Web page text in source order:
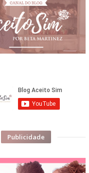
Publicidade